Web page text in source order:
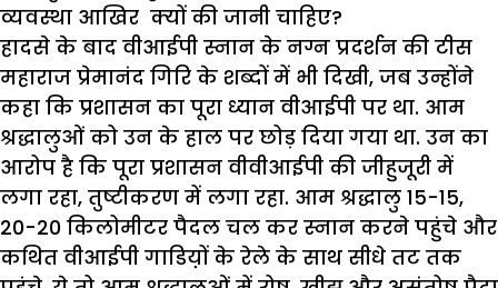
व्यवस्था आखिर क्यों की जानी चाहिए?
हादसे के बाद वीआईपी स्नान के नग्न प्रदर्शन की टीस
महाराज प्रेमानंद गिरि के शब्दों में भी दिखी, जब उन्होंने
कहा कि प्रशासन का पूरा ध्यान वीआईपी पर था. आम
श्रद्धालुओं को उन के हाल पर छोड़ दिया गया था. उन का
आरोप है कि पूरा प्रशासन वीवीआईपी की जीहुजूरी में
लगा रहा, तुष्टीकरण में लगा रहा. आम श्रद्धालु 15-15,
20-20 किलोमीटर पैदल चल कर स्नान करने पहुंचे और
कथित वीआईपी गाडिय़ों के रेले के साथ सीधे तट तक